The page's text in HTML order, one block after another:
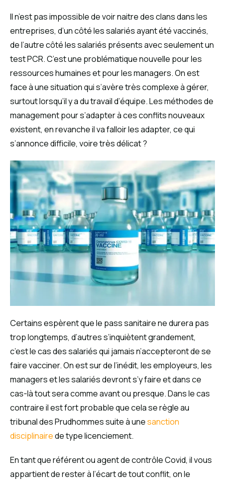
Il n’est pas impossible de voir naitre des clans dans les
entreprises, d’un côté les salariés ayant été vaccinés,
de l’autre côté les salariés présents avec seulement un
test PCR. C’est une problématique nouvelle pour les
ressources humaines et pour les managers. On est
face à une situation qui s’avère très complexe à gérer,
surtout lorsqu’il y a du travail d’équipe. Les méthodes de
management pour s’adapter à ces conflits nouveaux
existent, en revanche il va falloir les adapter, ce qui
s’annonce difficile, voire très délicat ?
Certains espèrent que le pass sanitaire ne durera pas
trop longtemps, d’autres s’inquiètent grandement,
c’est le cas des salariés qui jamais n’accepteront de se
faire vacciner. On est sur de l’inédit, les employeurs, les
managers et les salariés devront s’y faire et dans ce
cas-là tout sera comme avant ou presque. Dans le cas
contraire il est fort probable que cela se règle au
tribunal des Prudhommes suite à unesanction
disciplinairede type licenciement.
En tant que référent ou agent de contrôle Covid, il vous
appartient de rester à l’écart de tout conflit, on le